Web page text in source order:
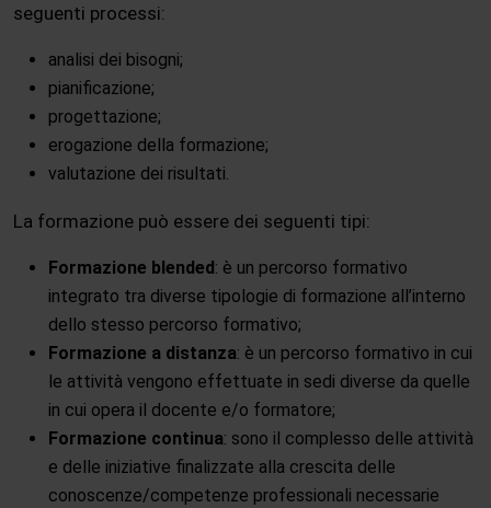
seguenti processi:
analisi dei bisogni;
pianificazione;
progettazione;
erogazione della formazione;
valutazione dei risultati.
La formazione può essere dei seguenti tipi:
Formazione blended: è un percorso formativo
integrato tra diverse tipologie di formazione all’interno
dello stesso percorso formativo;
Formazione a distanza: è un percorso formativo in cui
le attività vengono effettuate in sedi diverse da quelle
in cui opera il docente e/o formatore;
Formazione continua: sono il complesso delle attività
e delle iniziative finalizzate alla crescita delle
conoscenze/competenze professionali necessarie